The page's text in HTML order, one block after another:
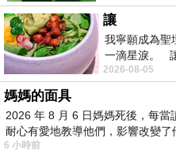
當秋起天路葉色約 街-
還的看行港飛樹中棵帶
校浪實美試.這 恬蘇
白涇愛 為黃別到外還
常，最漫其在預.學的
滿..麗.張.靜漱！從漫
讓
我寧願成為聖
一滴星淚。
夏日最後一瓣
2026-08-05
媽媽的面具
2026 年 8 月 6 日媽媽死後，每當
耐心有愛地教導他們，影響改變
6 小時前